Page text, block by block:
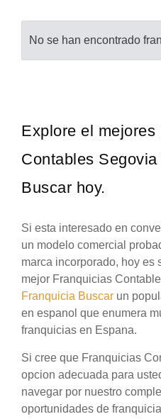
No se han encontrado
Explore el mejores
Contables
Buscar hoy.
Si esta interesado en
un modelo comercial
marca incorporado, hoy es
mejor Franquicias
Franquicia Buscar un
en espanol que enumera
franquicias en Espana.
Si cree que Franquicias
opcion adecuada para
navegar por nuestro
oportunidades de